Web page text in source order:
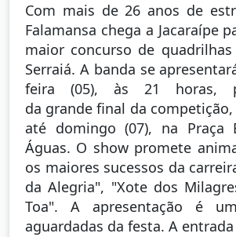
Com mais de 26 anos de
Falamansa chega a Jacaraípe
maior concurso de
Serraiá. A banda se
feira (05), às 21 horas,
da grande final da
até domingo (07), na Praça
Águas. O show promete
os maiores sucessos da
da Alegria", "Xote dos
Toa". A apresentação é
aguardadas da festa. A